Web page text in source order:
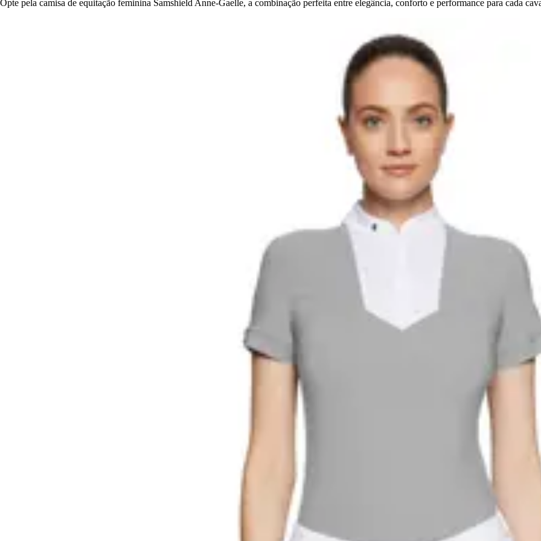
Opte pela camisa de equitação feminina Samshield Anne-Gaelle, a combinação perfeita entre elegância, conforto e performance para cada